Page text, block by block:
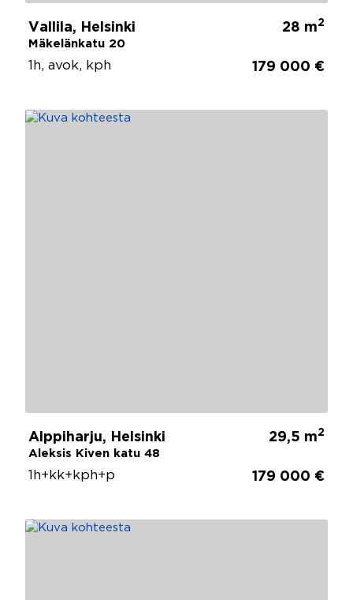
Vallila, Helsinki
Mäkelänkatu 20
28 m2
1h, avok, kph 179 000 €
Alppiharju, Helsinki
Aleksis Kiven katu 48
29,5 m2
1h+kk+kph+p 179 000 €